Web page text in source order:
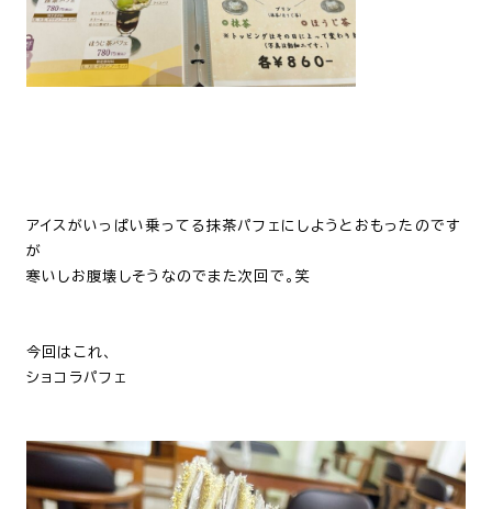
アイスがいっぱい乗ってる 抹茶パフェにしようとおもったのです
が
寒いしお腹壊しそうなのでまた次回で。笑
今回はこれ、
ショコラパフェ